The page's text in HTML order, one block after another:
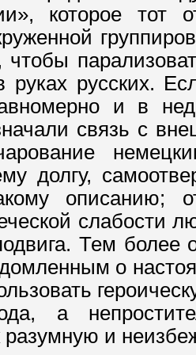
которое тот
русских.
и в
связь с
долгу,
описанию;
слабости
Тем
о
а
разумную и